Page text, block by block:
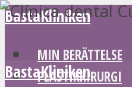
BastaKliniken
MIN BERÄTTELSE
PLASTIKKIRURGI
BastaKliniken